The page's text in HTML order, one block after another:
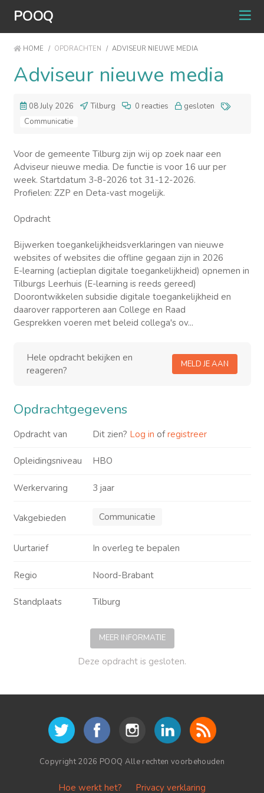
POOQ
HOME / OPDRACHTEN / ADVISEUR NIEUWE MEDIA
Adviseur nieuwe media
08 July 2026 Tilburg 0 reacties
gesloten
Communicatie
Voor de gemeente Tilburg zijn wij op zoek naar een
Adviseur nieuwe media. De functie is voor 16 uur per
week. Startdatum 3-8-2026 tot 31-12-2026.
Profielen: ZZP en Deta-vast mogelijk.
Opdracht
Bijwerken toegankelijkheidsverklaringen van nieuwe
websites of websites die offline gegaan zijn in 2026
E-learning (actieplan digitale toegankelijkheid) opnemen in
Tilburgs Leerhuis (E-learning is reeds gereed)
Doorontwikkelen subsidie digitale toegankelijkheid en
daarover rapporteren aan College en Raad
Gesprekken voeren met beleid collega's ov...
Hele opdracht bekijken en
reageren?
MELD JE AAN
Opdrachtgegevens
Opdracht van Dit zien? Log in ofregistreer
Opleidingsniveau HBO
Werkervaring 3 jaar
Vakgebieden Communicatie
Uurtarief In overleg te bepalen
Regio Noord-Brabant
Standplaats Tilburg
MEER INFORMATIE
Deze opdracht is gesloten.
Copyright 2026 POOQ Alle rechten voorbehouden
Hoe werkt het? Privacy verklaring